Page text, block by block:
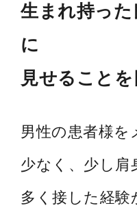
生まれ持っ
に
見せることを
男性の患者様
少なく、少し
多く接した経